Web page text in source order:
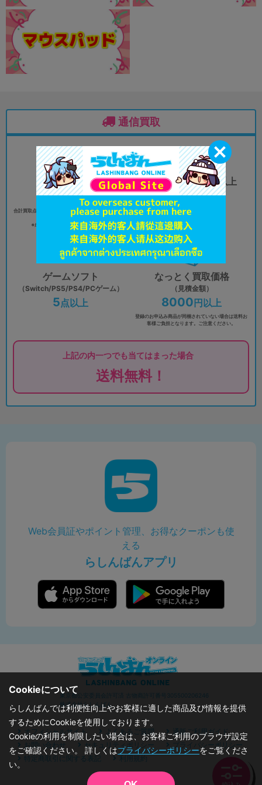
通信買取
合計買取点数
30点以上
合計買取点数（女性同人誌／全年齢向書籍を除く）30
点以上
※成年向コミックスは対象商品です。
フィギュア15cm以上
（プライズ含む）
5点以上
ゲームソフト
（Switch/PS5/PS4/PCゲーム）
5点以上
なっとく買取価格
（見積金額）
8000円以上
登録のお申込み商品が同梱されていない場合は送料お
客様ご負担となります。ご注意ください。
上記の内一つでも当てはまった場合
送料無料！
Web会員証やポイント管理、お得なクーポンも使
える
らしんばんアプリ
東京都公安委員会許可済 古物商許可番号305500206246
株式会社らしんばん
オフィシャルサイト よくあるご質問
通販ご利用ガイド
お問い合わせ
セキュリティポリシー
プライバシーポリシー
特定商取引に関する表記
利用規約
Cookieについて
らしんばんでは利便性向上やお客様に適した商品及び情報を提供
するためにCookieを使用しております。
Cookieの利用を制限したい場合は、お客様ご利用のブラウザ設定
をご確認ください。 詳しくはプライバシーポリシーをご覧くださ
い。